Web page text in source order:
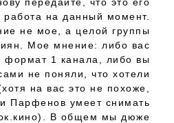
работа на данный момент.
не мое, а целой группы
Мое мнение: либо вас
формат 1 канала, либо вы
не поняли, что хотели
на вас это не похоже,
Парфенов умеет снимать
В общем мы дюже